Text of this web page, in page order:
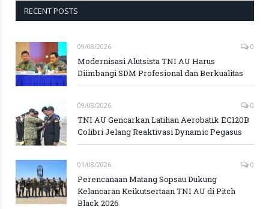
RECENT POSTS
09/08/2026 0
Modernisasi Alutsista TNI AU Harus
Diimbangi SDM Profesional dan Berkualitas
09/08/2026 0
TNI AU Gencarkan Latihan Aerobatik EC120B
Colibri Jelang Reaktivasi Dynamic Pegasus
01/08/2026 0
Perencanaan Matang Sopsau Dukung
Kelancaran Keikutsertaan TNI AU di Pitch
Black 2026